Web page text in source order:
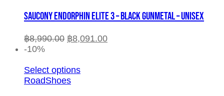
SAUCONY ENDORPHIN ELITE 3 – BLACK GUNMETAL – UNISEX
฿8,990.00 ฿8,091.00
-10%
Select options
RoadShoes